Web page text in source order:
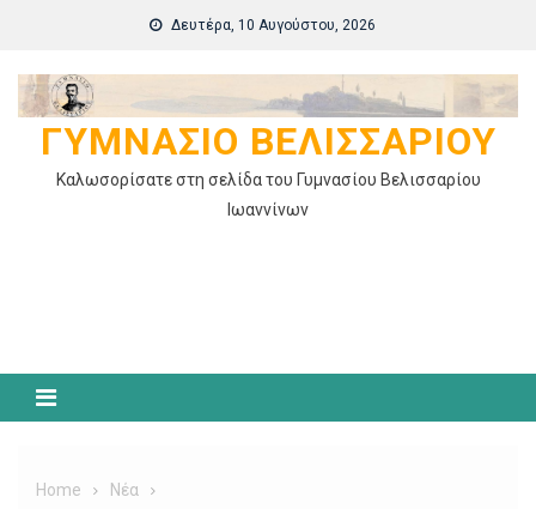
content
Δευτέρα, 10 Αυγούστου, 2026
ΓΥΜΝΆΣΙΟ ΒΕΛΙΣΣΑΡΊΟΥ
Καλωσορίσατε στη σελίδα του Γυμνασίου Βελισσαρίου
Ιωαννίνων
Home
Νέα